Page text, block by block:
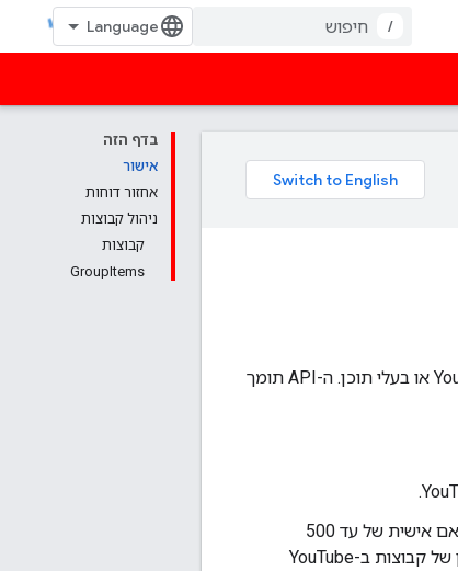
/
בדף הזה
אישור
אחזור דוחות
ניהול קבוצות
קבוצות
GroupItems
ה-API של YouTube Analytics מאפשר לאחזר נתונים מ-YouTube Analytics לגבי ערוץ YouTube או בעלי תוכן. ה-API תומך
– קבוצה ב-YouTube Analytics היא אוסף מותאם אישית של עד 500
ערוצים, סרטונים, פלייליסטים או נכסים. ה-API תומך בכמה שיטות ליצירה, אחזור ועדכון של קבוצות ב-YouTube